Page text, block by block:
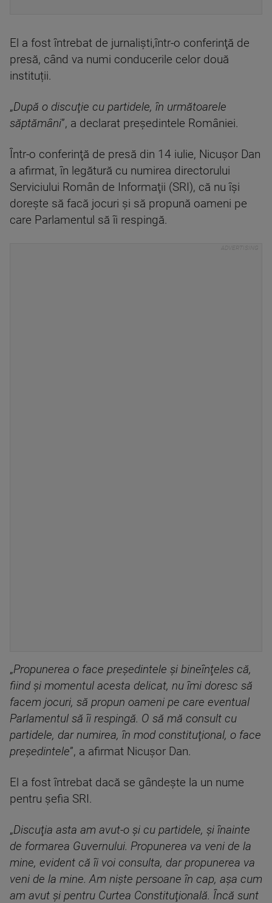
El a fost întrebat de jurnaliști,într-o conferinţă de
presă, când va numi conducerile celor două
instituții.
„După o discuţie cu partidele, în următoarele
săptămâni”, a declarat preşedintele României.
Într-o conferinţă de presă din 14 iulie, Nicuşor Dan
a afirmat, în legătură cu numirea directorului
Serviciului Român de Informaţii (SRI), că nu îşi
doreşte să facă jocuri şi să propună oameni pe
care Parlamentul să îi respingă.
„Propunerea o face preşedintele şi bineînţeles că,
fiind şi momentul acesta delicat, nu îmi doresc să
facem jocuri, să propun oameni pe care eventual
Parlamentul să îi respingă. O să mă consult cu
partidele, dar numirea, în mod constituţional, o face
preşedintele”, a afirmat Nicuşor Dan.
El a fost întrebat dacă se gândeşte la un nume
pentru şefia SRI.
„Discuţia asta am avut-o şi cu partidele, şi înainte
de formarea Guvernului. Propunerea va veni de la
mine, evident că îi voi consulta, dar propunerea va
veni de la mine. Am nişte persoane în cap, aşa cum
am avut şi pentru Curtea Constituţională. Încă sunt